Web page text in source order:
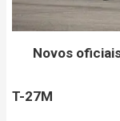
Novos
T-27M